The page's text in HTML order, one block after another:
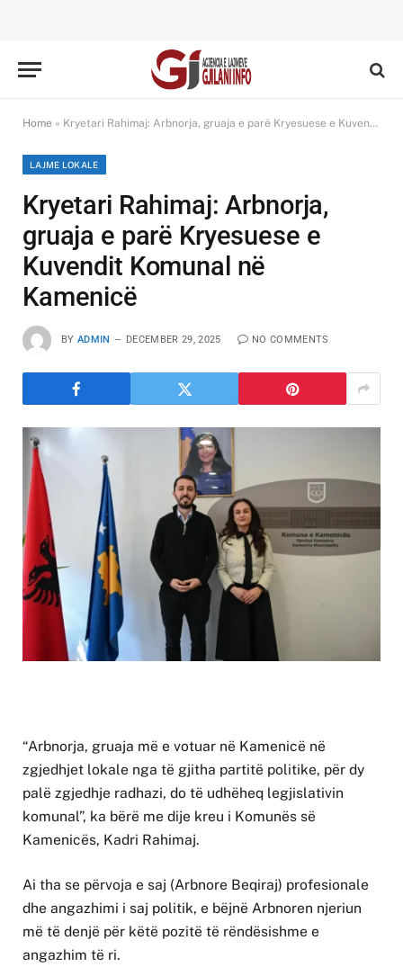
Home » Kryetari Rahimaj: Arbnorja, gruaja e parë Kryesuese e Kuvendit Komunal në Kamenicë
LAJME LOKALE
Kryetari Rahimaj: Arbnorja,
gruaja e parë Kryesuese e
Kuvendit Komunal në
Kamenicë
BY ADMIN DECEMBER 29, 2025 NO COMMENTS
“Arbnorja, gruaja më e votuar në Kamenicë në
zgjedhjet lokale nga të gjitha partitë politike, për dy
palë zgjedhje radhazi, do të udhëheq legjislativin
komunal”, ka bërë me dije kreu i Komunës së
Kamenicës, Kadri Rahimaj.
Ai tha se përvoja e saj (Arbnore Beqiraj) profesionale
dhe angazhimi i saj politik, e bëjnë Arbnoren njeriun
më të denjë për këtë pozitë të rëndësishme e
angazhim të ri.